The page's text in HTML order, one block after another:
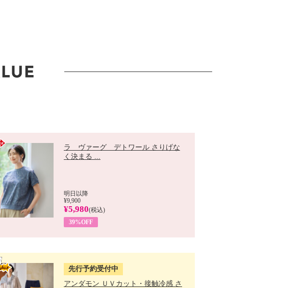
ラ ヴァーグ デトワール さりげな
く決まる ...
明日以降
¥9,900
¥5,980(税込)
39%OFF
先行予約受付中
アンダモン ＵＶカット・接触冷感 さ